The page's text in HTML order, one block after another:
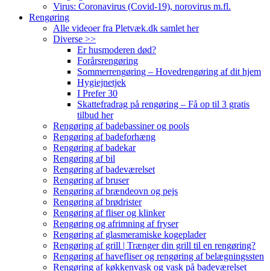
Virus: Coronavirus (Covid-19), norovirus m.fl.
Rengøring
Alle videoer fra Pletvæk.dk samlet her
Diverse >>
Er husmoderen død?
Forårsrengøring
Sommerrengøring – Hovedrengøring af dit hjem
Hygiejnetjek
I Prefer 30
Skattefradrag på rengøring – Få op til 3 gratis
tilbud her
Rengøring af badebassiner og pools
Rengøring af badeforhæng
Rengøring af badekar
Rengøring af bil
Rengøring af badeværelset
Rengøring af bruser
Rengøring af brændeovn og pejs
Rengøring af brødrister
Rengøring af fliser og klinker
Rengøring og afrimning af fryser
Rengøring af glasmeramiske kogeplader
Rengøring af grill | Trænger din grill til en rengøring?
Rengøring af havefliser og rengøring af belægningssten
Rengøring af køkkenvask og vask på badeværelset